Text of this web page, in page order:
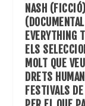
NASH
EVERYTHING
ELS
MOLT QUE
DRETS
FESTIVALS